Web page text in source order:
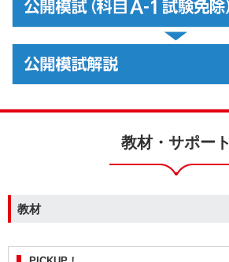
教材・サポート
教材